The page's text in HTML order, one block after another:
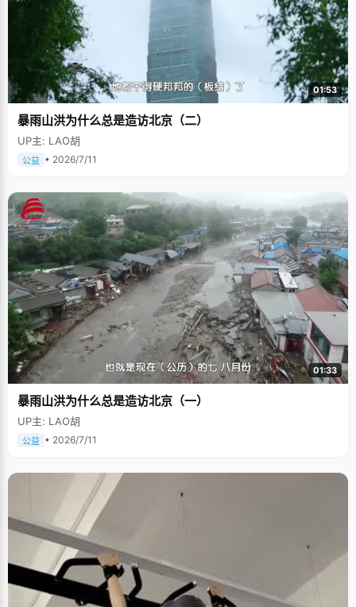
01:53
暴雨山洪为什么总是造访北京（二）
UP主: LAO胡
公益 • 2026/7/11
01:33
暴雨山洪为什么总是造访北京（一）
UP主: LAO胡
公益 • 2026/7/11